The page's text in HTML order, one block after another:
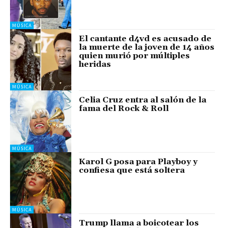
MÚSICA
MÚSICA
El cantante d4vd es acusado de
la muerte de la joven de 14 años
quien murió por múltiples
heridas
MÚSICA
Celia Cruz entra al salón de la
fama del Rock & Roll
MÚSICA
Karol G posa para Playboy y
confiesa que está soltera
Trump llama a boicotear los